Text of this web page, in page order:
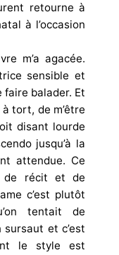
retourne à
à l’occasion
m’a agacée.
sensible et
faire balader. Et
tort, de m’être
disant lourde
jusqu’à la
attendue. Ce
de récit et de
c’est plutôt
tentait de
sursaut et c’est
le style est